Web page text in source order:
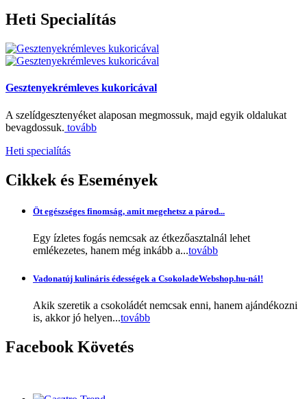
Heti Specialítás
Gesztenyekrémleves kukoricával
A szelídgesztenyéket alaposan megmossuk, majd egyik oldalukat
bevagdossuk. tovább
Heti specialítás
Cikkek és Események
Öt egészséges finomság, amit megehetsz a párod...
Egy ízletes fogás nemcsak az étkezőasztalnál lehet
emlékezetes, hanem még inkább a...tovább
Vadonatúj kulináris édességek a CsokoladeWebshop.hu-nál!
Akik szeretik a csokoládét nemcsak enni, hanem ajándékozni
is, akkor jó helyen...tovább
Facebook Követés